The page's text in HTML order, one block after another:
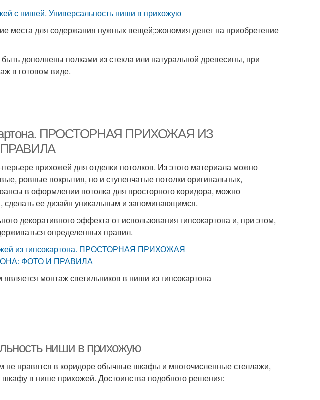
места для содержания нужных вещей;экономия денег на приобретение
дополнены полками из стекла или натуральной древесины, при
в готовом виде.
ПРОСТОРНАЯ ПРИХОЖАЯ ИЗ
прихожей для отделки потолков. Из этого материала можно
ровные покрытия, но и ступенчатые потолки оригинальных,
в оформлении потолка для просторного коридора, можно
сделать ее дизайн уникальным и запоминающимся.
декоративного эффекта от использования гипсокартона и, при этом,
определенных правил.
монтаж светильников в ниши из гипсокартона
ниши в прихожую
не нравятся в коридоре обычные шкафы и многочисленные стеллажи,
шкафу в нише прихожей. Достоинства подобного решения: